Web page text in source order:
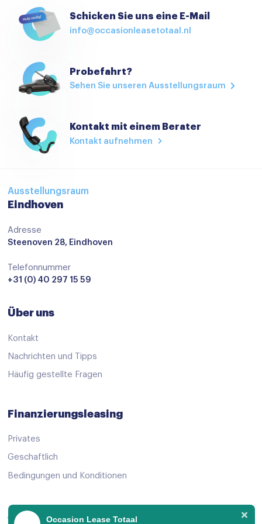
Stuurbekrachtiging snelheidsafhankelijk
Stuur verstelbaar
Stuurwiel verwarmd
Voorstoelen verwarmd
Voorstoelen verwarmd
Start/stop systeem
Airbag(s) hoofd achter
Airbag(s) side voor
Airbag bestuurder
Airbag passagier
Elektronisch Stabiliteits Programma
Apple Carplay/Android Auto
centrale vergrendeling met afstandsbediening
Schicken Sie uns eine E-Mail
info@occasionleasetotaal.nl
Probefahrt?
Sehen Sie unseren Ausstellungsraum
Kontakt mit einem Berater
Kontakt aufnehmen
Ausstellungsraum
Eindhoven
Adresse
Steenoven 28, Eindhoven
Telefonnummer
+31 (0) 40 297 15 59
Über uns
Kontakt
Nachrichten und Tipps
Häufig gestellte Fragen
Finanzierungsleasing
Privates
Geschaftlich
Bedingungen und Konditionen
Angebot ansehen
Occasion Lease Totaal